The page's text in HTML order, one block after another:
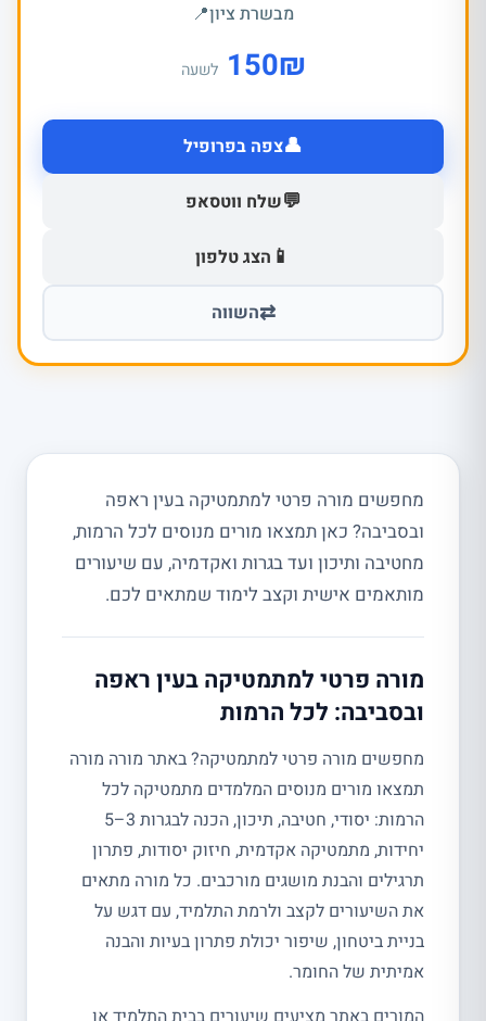
מבשרת ציון📍
₪
150 לשעה
👤צפה בפרופיל
💬שלח ווטסאפ
📱 הצג טלפון
⇄השווה
מחפשים מורה פרטי למתמטיקה בעין ראפה
ובסביבה? כאן תמצאו מורים מנוסים לכל הרמות,
מחטיבה ותיכון ועד בגרות ואקדמיה, עם שיעורים
מותאמים אישית וקצב לימוד שמתאים לכם.
מורה פרטי למתמטיקה בעין ראפה
ובסביבה: לכל הרמות
מחפשים מורה פרטי למתמטיקה? באתר מורה מורה
תמצאו מורים מנוסים המלמדים מתמטיקה לכל
הרמות: יסודי, חטיבה, תיכון, הכנה לבגרות 3–5
יחידות, מתמטיקה אקדמית, חיזוק יסודות, פתרון
תרגילים והבנת מושגים מורכבים. כל מורה מתאים
את השיעורים לקצב ולרמת התלמיד, עם דגש על
בניית ביטחון, שיפור יכולת פתרון בעיות והבנה
אמיתית של החומר.